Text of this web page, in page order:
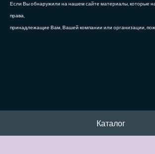
Если Вы обнаружили на нашем сайте материалы, которые
права,
принадлежащие Вам, Вашей компании или организации,
Каталог